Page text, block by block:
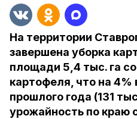
На территории
завершена уборка
площади 5,4 тыс. га
картофеля, что на 4%
прошлого года (131
урожайность по краю